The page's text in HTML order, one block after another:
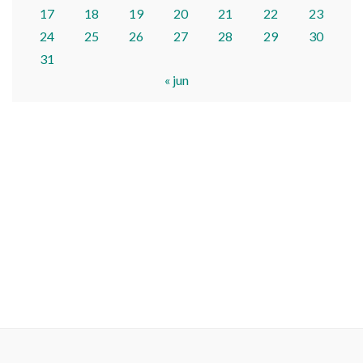
17 18 19 20 21 22
23
24
25 26 27 28 29
30
31
« jun